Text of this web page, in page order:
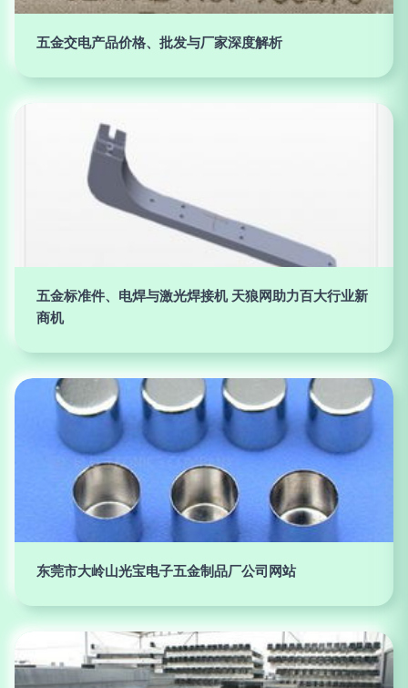
五金交电产品价格、批发与厂家深度解析
五金标准件、电焊与激光焊接机 天狼网助力百大行业新
商机
东莞市大岭山光宝电子五金制品厂公司网站